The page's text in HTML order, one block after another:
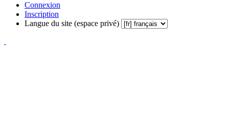
Connexion
Inscription
Langue du site (espace privé)